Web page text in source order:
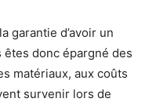
garantie d’avoir un
êtes donc épargné des
matériaux, aux coûts
survenir lors de